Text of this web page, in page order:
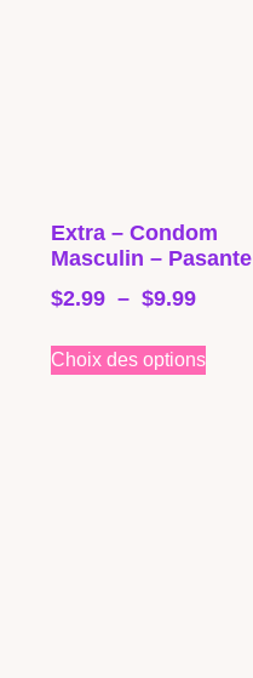
Extra – Condom
Masculin – Pasante
$2.99 – $9.99
Choix des options